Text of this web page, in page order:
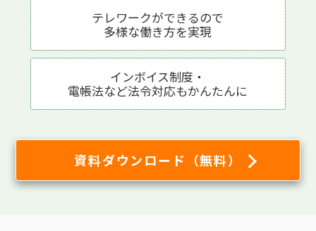
テレワークができるので
多様な働き方を実現
インボイス制度・
電帳法など法令対応もかんたんに
資料ダウンロード（無料）